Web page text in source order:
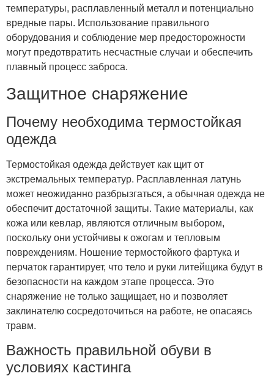
температуры, расплавленный металл и потенциально
вредные пары. Использование правильного
оборудования и соблюдение мер предосторожности
могут предотвратить несчастные случаи и обеспечить
плавный процесс заброса.
Защитное снаряжение
Почему необходима термостойкая
одежда
Термостойкая одежда действует как щит от
экстремальных температур. Расплавленная латунь
может неожиданно разбрызгаться, а обычная одежда не
обеспечит достаточной защиты. Такие материалы, как
кожа или кевлар, являются отличным выбором,
поскольку они устойчивы к ожогам и тепловым
повреждениям. Ношение термостойкого фартука и
перчаток гарантирует, что тело и руки литейщика будут в
безопасности на каждом этапе процесса. Это
снаряжение не только защищает, но и позволяет
заклинателю сосредоточиться на работе, не опасаясь
травм.
Важность правильной обуви в
условиях кастинга